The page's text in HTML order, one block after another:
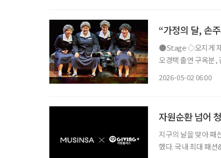
“가정의 달, 손
●Stage ◇오지게 재밌는 가시나들 일정 5월 15일 ~ 6월 28일 장소 국립극장 하늘극장 연출
오경택 출연 구옥분,
2026-05-02 06:00
자원순환 넘어
지구의 날을 맞아 패
했다. 국내 최대 패